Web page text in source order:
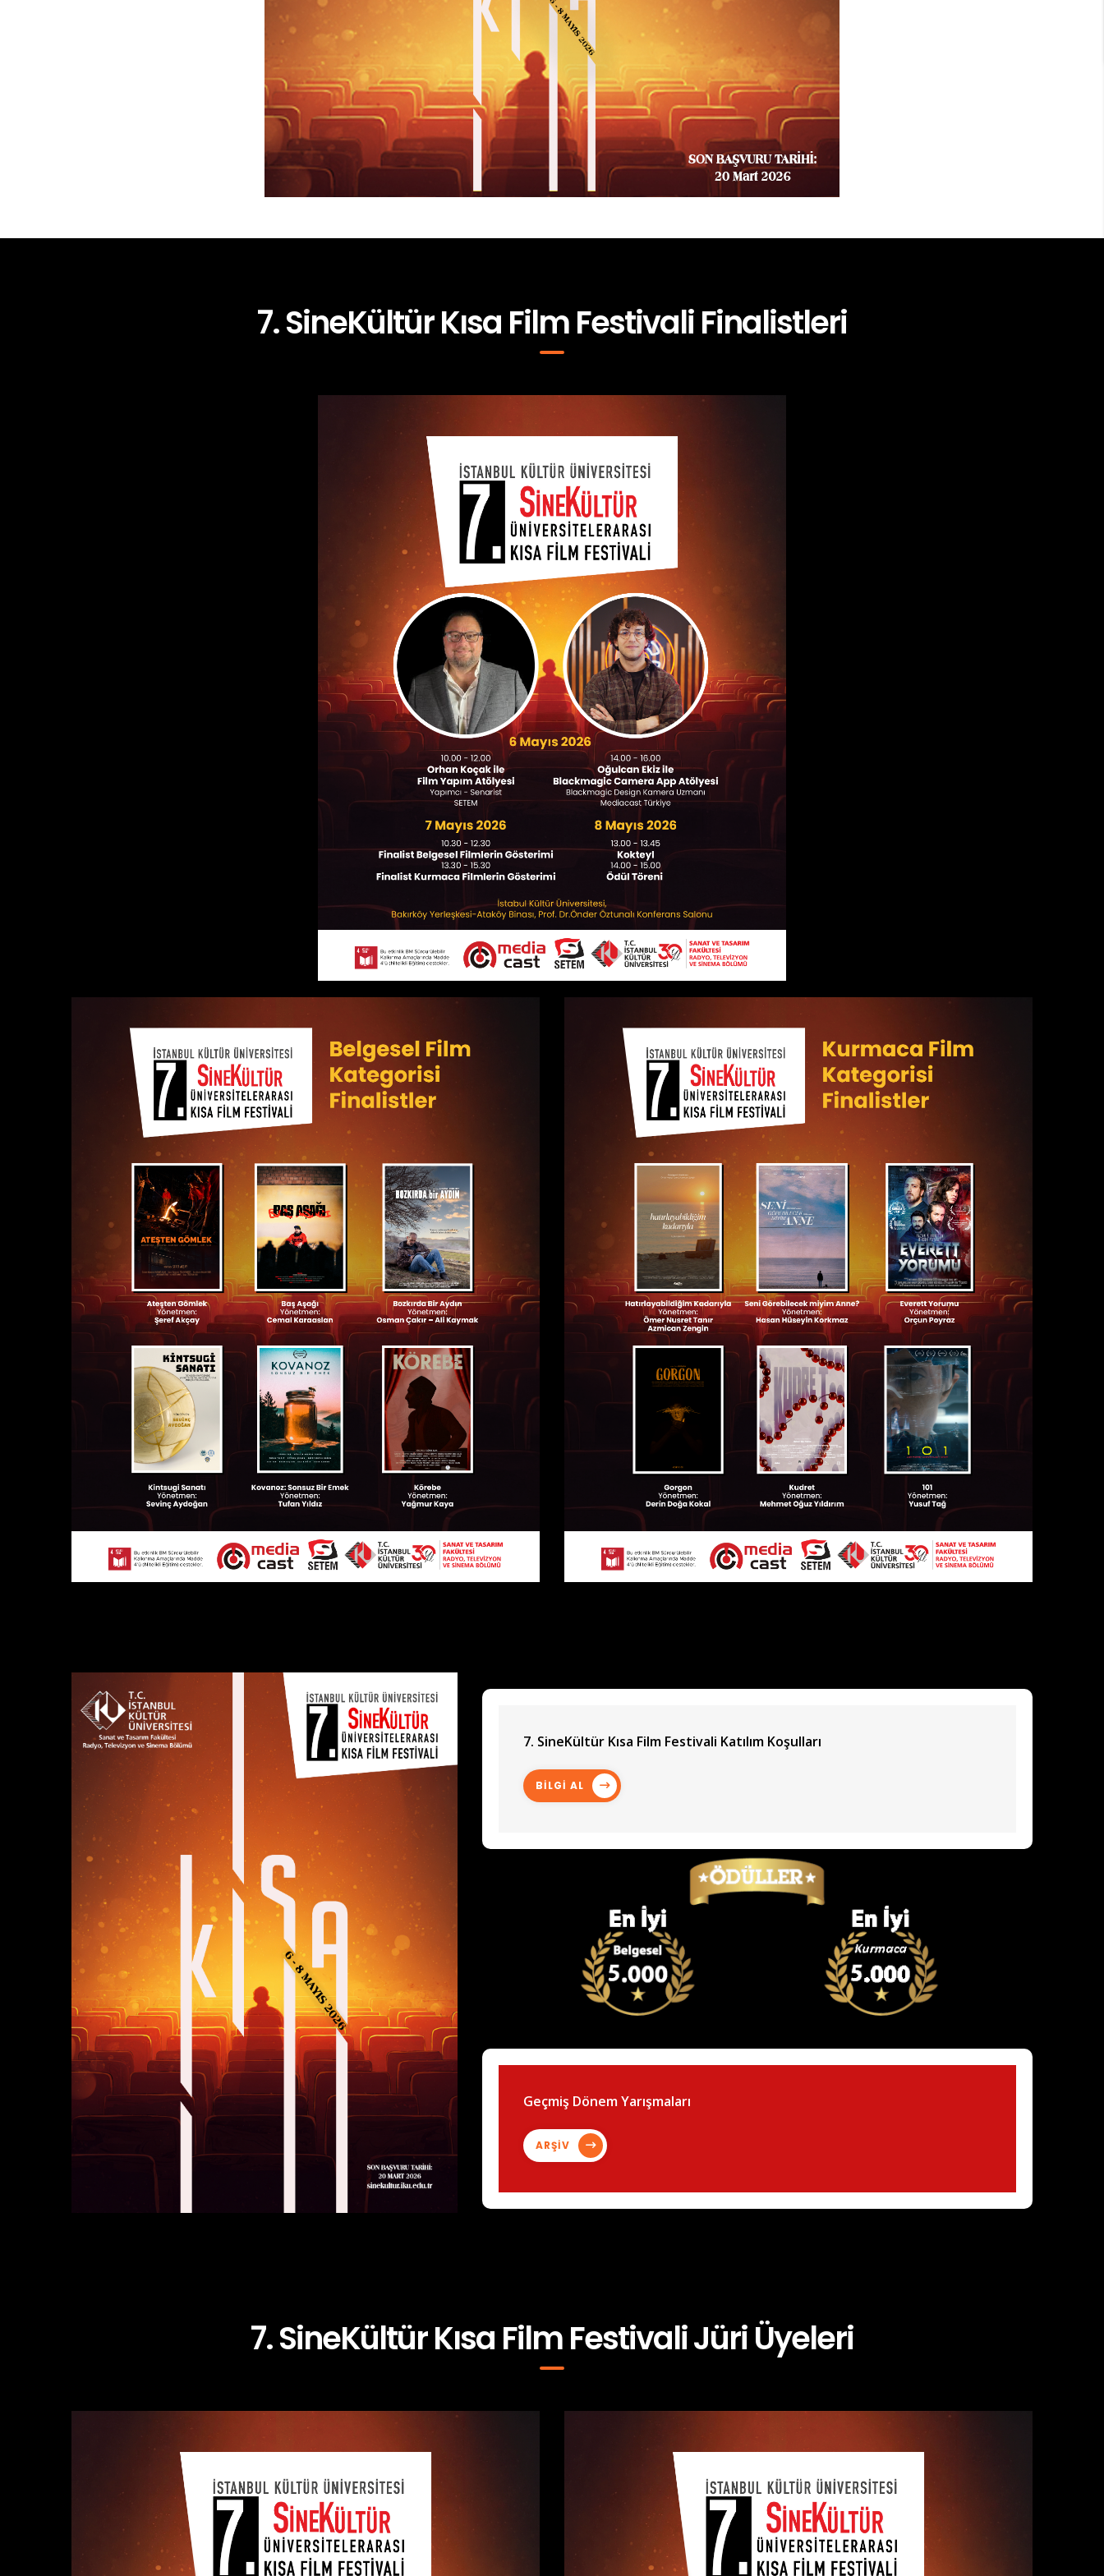
7. SineKültür Kısa Film Festivali Finalistleri
7. SineKültür Kısa Film Festivali Katılım Koşulları
BİLGİ AL
Geçmiş Dönem Yarışmaları
ARŞİV
7. SineKültür Kısa Film Festivali Jüri Üyeleri